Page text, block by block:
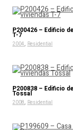
P200426 – Edificio
T-7
2004, Residential
P200838 – Edificio
Tossal
2008, Residential